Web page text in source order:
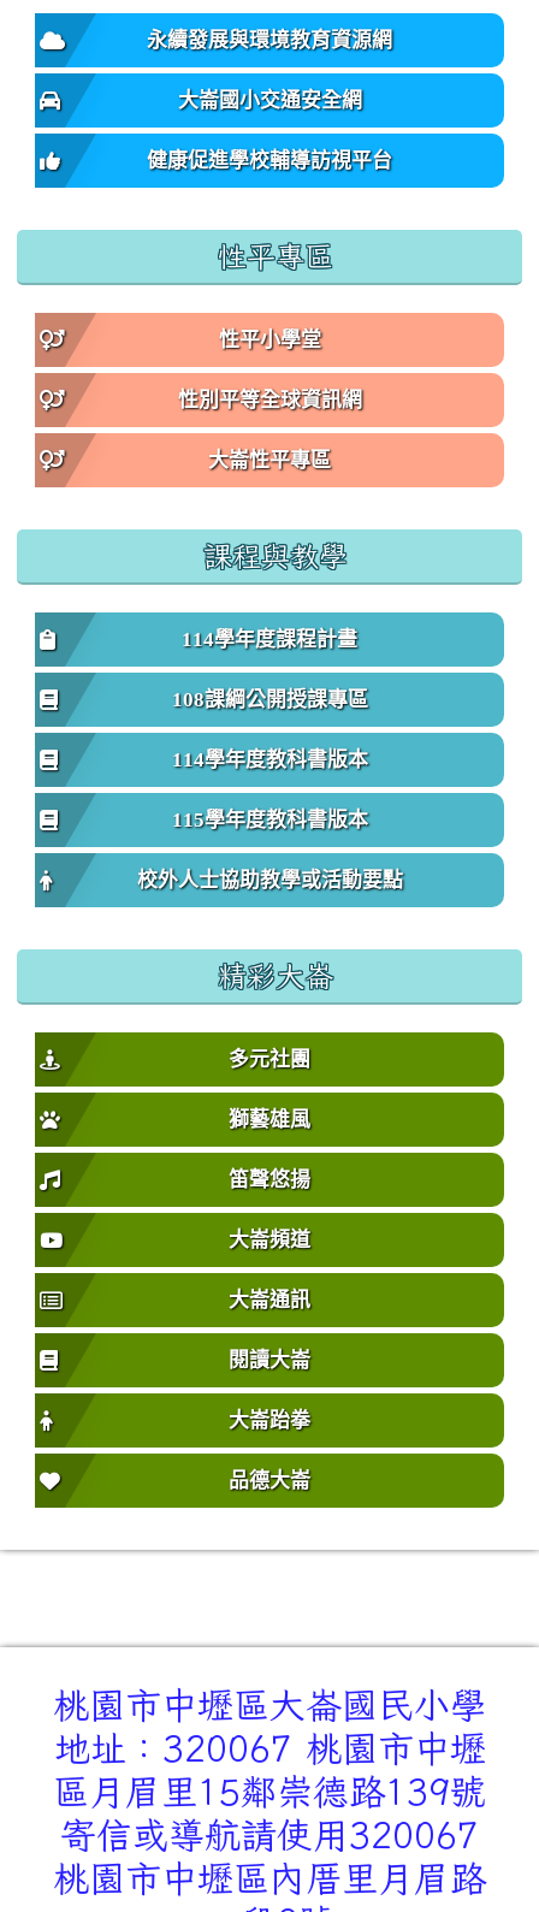
永續發展與環境教育資源網
大崙國小交通安全網
健康促進學校輔導訪視平台
性平專區
性平小學堂
性別平等全球資訊網
大崙性平專區
課程與教學
114學年度課程計畫
108課綱公開授課專區
114學年度教科書版本
115學年度教科書版本
校外人士協助教學或活動要點
精彩大崙
多元社團
獅藝雄風
笛聲悠揚
大崙頻道
大崙通訊
閱讀大崙
大崙跆拳
品德大崙
桃園市中壢區大崙國民小學
地址：320067 桃園市中壢
區月眉里15鄰崇德路139號
寄信或導航請使用320067
桃園市中壢區內厝里月眉路